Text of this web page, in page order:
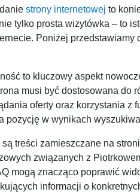
strony internetowej to
tylko prosta wizytówka – to
Poniżej
to kluczowy aspekt
musi być dostosowana
oferty oraz korzystania z
pozycję w wynikach
treści zamieszczane na
związanych z
mogą znacząco poprawić
informacji o